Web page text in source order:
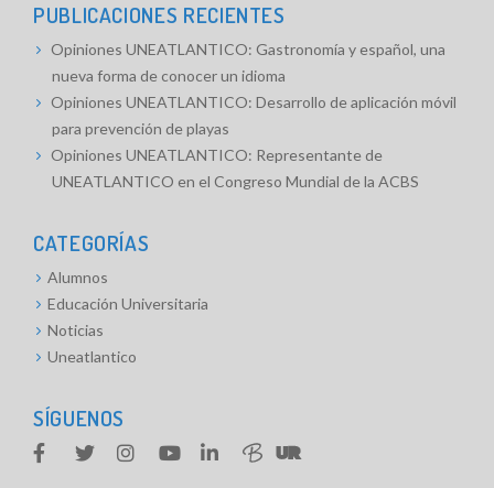
PUBLICACIONES RECIENTES
Opiniones UNEATLANTICO: Gastronomía y español, una
nueva forma de conocer un idioma
Opiniones UNEATLANTICO: Desarrollo de aplicación móvil
para prevención de playas
Opiniones UNEATLANTICO: Representante de
UNEATLANTICO en el Congreso Mundial de la ACBS
CATEGORÍAS
Alumnos
Educación Universitaria
Noticias
Uneatlantico
SÍGUENOS